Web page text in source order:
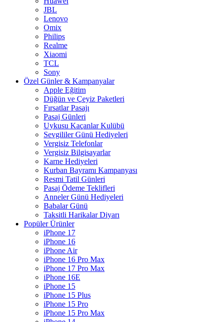
JBL
Lenovo
Omix
Philips
Realme
Xiaomi
TCL
Sony
Özel Günler & Kampanyalar
Apple Eğitim
Düğün ve Çeyiz Paketleri
Fırsatlar Pasajı
Pasaj Günleri
Uykusu Kaçanlar Kulübü
Sevgililer Günü Hediyeleri
Vergisiz Telefonlar
Vergisiz Bilgisayarlar
Karne Hediyeleri
Kurban Bayramı Kampanyası
Resmi Tatil Günleri
Pasaj Ödeme Teklifleri
Anneler Günü Hediyeleri
Babalar Günü
Taksitli Harikalar Diyarı
Popüler Ürünler
iPhone 17
iPhone 16
iPhone Air
iPhone 16 Pro Max
iPhone 17 Pro Max
iPhone 16E
iPhone 15
iPhone 15 Plus
iPhone 15 Pro
iPhone 15 Pro Max